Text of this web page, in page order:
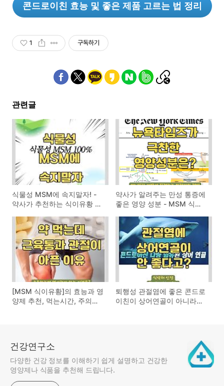
콘드로이친 효능 및 좋은 제품 고르는 법 정리
1 구독하기
관련글
식물성 MSM에 속지말자! -
약사가 추천하는 식이유황 영
약사가 알려주는 만성 통증에
좋은 영양 성분 - MSM 식이
[MSM 식이유황]의 효능과 영
양제 추천, 먹는시간, 주의사
퇴행성 관절염에 좋은 콘드로
이친이 상어연골이 아니라고?
건강연구소
다양한 건강 정보를 이해하기 쉽게 설명하고 건강한
영양제나 식품을 추천해 드립니다.